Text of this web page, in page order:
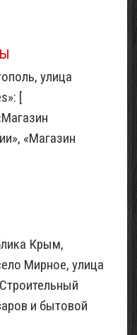
улица
[
«Магазин
Крым,
Мирное, улица
и бытовой